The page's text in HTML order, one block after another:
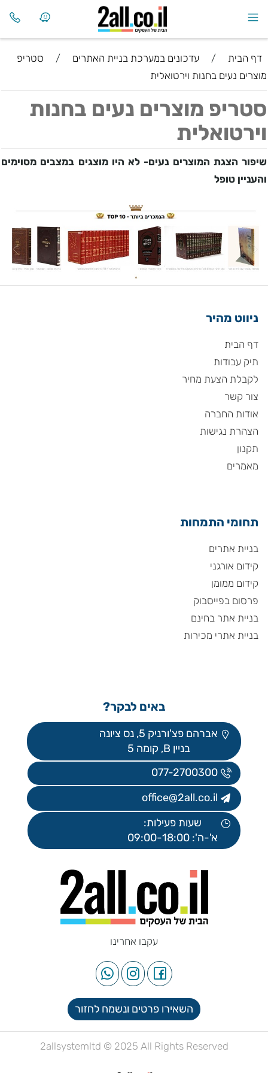
דף הבית / עדכונים במערכת בניית האתרים /
סטריפ
מוצרים נעים בחנות וירטואלית
סטריפ מוצרים נעים בחנות
וירטואלית
שיפור הצגת המוצרים נעים- לא היו מוצגים במצבים מסוימים
והעניין טופל
ניווט מהיר
דף הבית
תיק עבודות
לקבלת הצעת מחיר
צור קשר
אודות החברה
הצהרת נגישות
תקנון
מאמרים
תחומי התמחות
בניית אתרים
קידום אורגני
קידום ממומן
פרסום בפייסבוק
בניית אתר בחינם
בניית אתרי מכירות
באים לבקר?
אברהם פצ'ורניק 5, נס ציונה
בניין B, קומה 5
077-2700300
office@2all.co.il
שעות פעילות:
א'-ה': 09:00-18:00
עקבו אחרינו
השאירו פרטים ונשמח לחזור
2allsystemltd © 2025 All Rights Reserved